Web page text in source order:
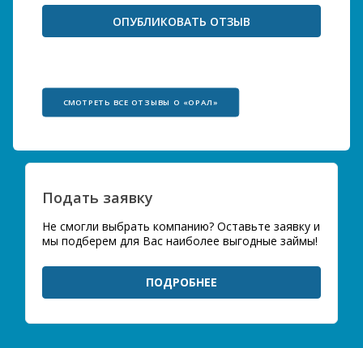
СМОТРЕТЬ ВСЕ ОТЗЫВЫ О «ОРАЛ»
Подать заявку
Не смогли выбрать компанию? Оставьте заявку и
мы подберем для Вас наиболее выгодные займы!
ПОДРОБНЕЕ